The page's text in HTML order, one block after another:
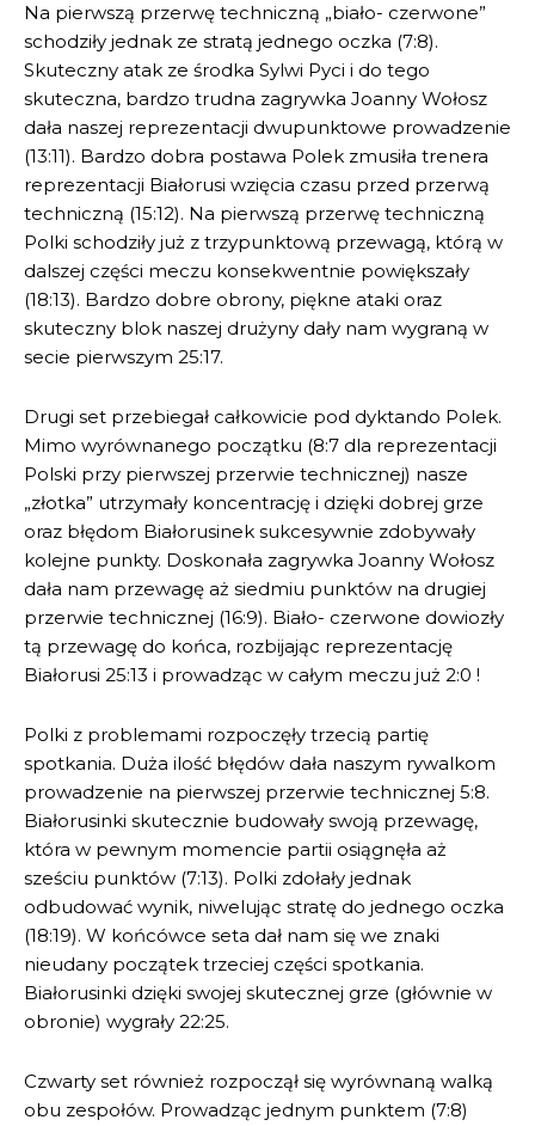
Na pierwszą przerwę techniczną „biało- czerwone”
schodziły jednak ze stratą jednego oczka (7:8).
Skuteczny atak ze środka Sylwi Pyci i do tego
skuteczna, bardzo trudna zagrywka Joanny Wołosz
dała naszej reprezentacji dwupunktowe prowadzenie
(13:11). Bardzo dobra postawa Polek zmusiła trenera
reprezentacji Białorusi wzięcia czasu przed przerwą
techniczną (15:12). Na pierwszą przerwę techniczną
Polki schodziły już z trzypunktową przewagą, którą w
dalszej części meczu konsekwentnie powiększały
(18:13). Bardzo dobre obrony, piękne ataki oraz
skuteczny blok naszej drużyny dały nam wygraną w
secie pierwszym 25:17.
Drugi set przebiegał całkowicie pod dyktando Polek.
Mimo wyrównanego początku (8:7 dla reprezentacji
Polski przy pierwszej przerwie technicznej) nasze
„złotka” utrzymały koncentrację i dzięki dobrej grze
oraz błędom Białorusinek sukcesywnie zdobywały
kolejne punkty. Doskonała zagrywka Joanny Wołosz
dała nam przewagę aż siedmiu punktów na drugiej
przerwie technicznej (16:9). Biało- czerwone dowiozły
tą przewagę do końca, rozbijając reprezentację
Białorusi 25:13 i prowadząc w całym meczu już 2:0 !
Polki z problemami rozpoczęły trzecią partię
spotkania. Duża ilość błędów dała naszym rywalkom
prowadzenie na pierwszej przerwie technicznej 5:8.
Białorusinki skutecznie budowały swoją przewagę,
która w pewnym momencie partii osiągnęła aż
sześciu punktów (7:13). Polki zdołały jednak
odbudować wynik, niwelując stratę do jednego oczka
(18:19). W końcówce seta dał nam się we znaki
nieudany początek trzeciej części spotkania.
Białorusinki dzięki swojej skutecznej grze (głównie w
obronie) wygrały 22:25.
Czwarty set również rozpoczął się wyrównaną walką
obu zespołów. Prowadząc jednym punktem (7:8)